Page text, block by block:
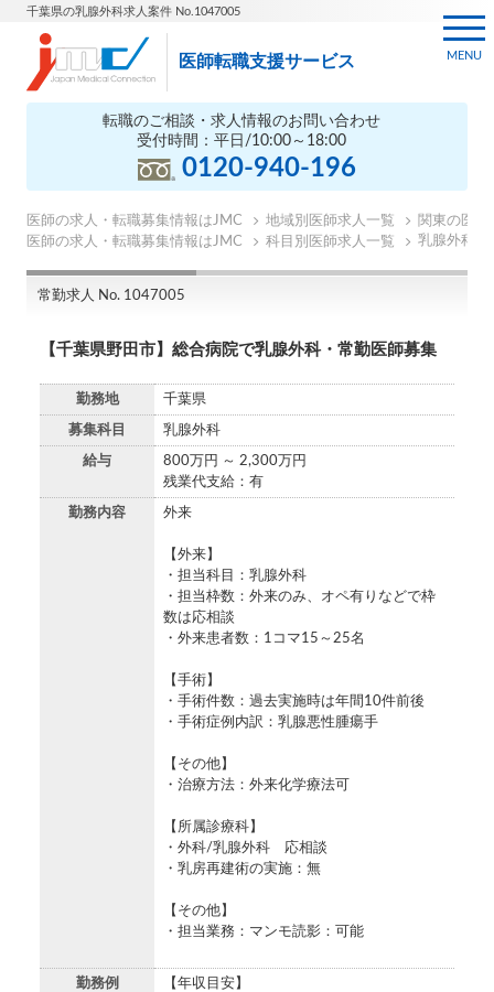
千葉県の乳腺外科求人案件 No.1047005
医師転職支援サービス
転職のご相談・求人情報のお問い合わせ
受付時間：平日/10:00～18:00
0120-940-196
MENU
医師の求人・転職募集情報はJMC 地域別医師求人一覧
関東の医師
医師の求人・転職募集情報はJMC
科目別医師求人一覧 乳腺外科の
常勤求人 No. 1047005
【千葉県野田市】総合病院で乳腺外科・常勤医師募集
勤務地 千葉県
募集科目 乳腺外科
給与
800万円 ～ 2,300万円
残業代支給：有
勤務内容 外来
【外来】
・担当科目：乳腺外科
・担当枠数：外来のみ、オペ有りなどで枠
数は応相談
・外来患者数：1コマ15～25名
【手術】
・手術件数：過去実施時は年間10件前後
・手術症例内訳：乳腺悪性腫瘍手
【その他】
・治療方法：外来化学療法可
【所属診療科】
・外科/乳腺外科 応相談
・乳房再建術の実施：無
【その他】
・担当業務：マンモ読影：可能
勤務例
【年収目安】